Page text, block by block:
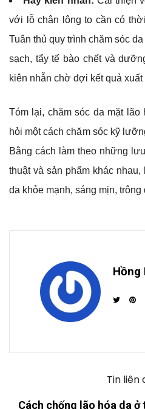
với lỗ chân lông to cần có
Tuân thủ quy trình chăm sóc
sạch, tẩy tế bào chết và
kiên nhẫn chờ đợi kết quả xuất
Tóm lại, chăm sóc da mặt
hỏi một cách chăm sóc kỹ
Bằng cách làm theo những
thuật và sản phẩm khác
da khỏe mạnh, sáng mịn,
Hồng
Tin liên
Cách chống lão hóa da ở